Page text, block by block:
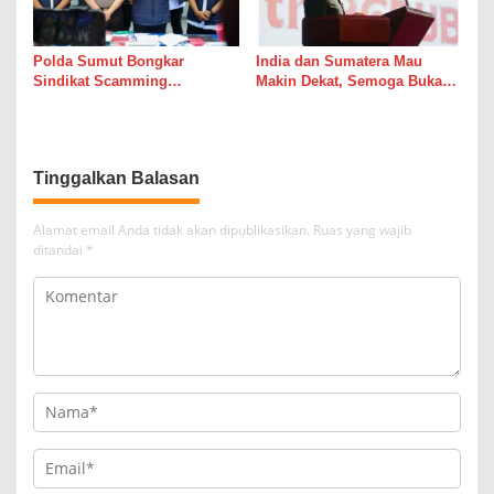
Polda Sumut Bongkar
Sindikat Scamming
India dan Sumatera Mau
Makin Dekat, Semoga Bukan
Tinggalkan Balasan
Alamat email Anda tidak akan dipublikasikan. Ruas yang wajib
ditandai *